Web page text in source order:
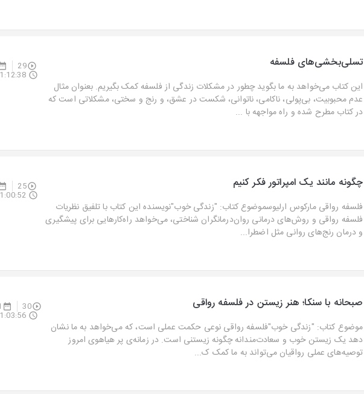
تسلی‌بخشی‌های فلسفه 29
این کتاب می‌خواهد به ما بگوید چطور در مشکلات زندگی از فلسفه کمک بگیریم. بعنوان مثال
عدم محبوبیت، بی‌پولی، ناکامی، ناتوانی، شکست در عشق، و رنج و سختی، مشکلاتی است که
در کتاب مطرح شده و راه مواجهه با ...
چگونه مانند یک امپراتور فکر کنیم 25
فلسفه رواقی مارکوس ارلیوسموضوع کتاب: "زندگی خوب"نویسنده این کتاب با تلفیق نظریات
فلسفه رواقی و روش‌های درمانی روان‌درمانگران شناختی، می‌خواهد راه‌کارهایی برای پیشگیری
و درمان رنج‌های روانی مثل اضطرا...
صبحانه با سنکا؛ هنر زیستن در فلسفه رواقی 30
موضوع کتاب: "زندگی خوب"فلسفه رواقی نوعی حکمت عملی است، که می‌خواهد به ما نشان
دهد یک زیستن خوب و سعادت‌مندانه چگونه زیستنی است. در زمانه‌ی پر هیاهوی امروز
توصیه‌های عملی رواقیان می‌تواند به ما کمک ک...